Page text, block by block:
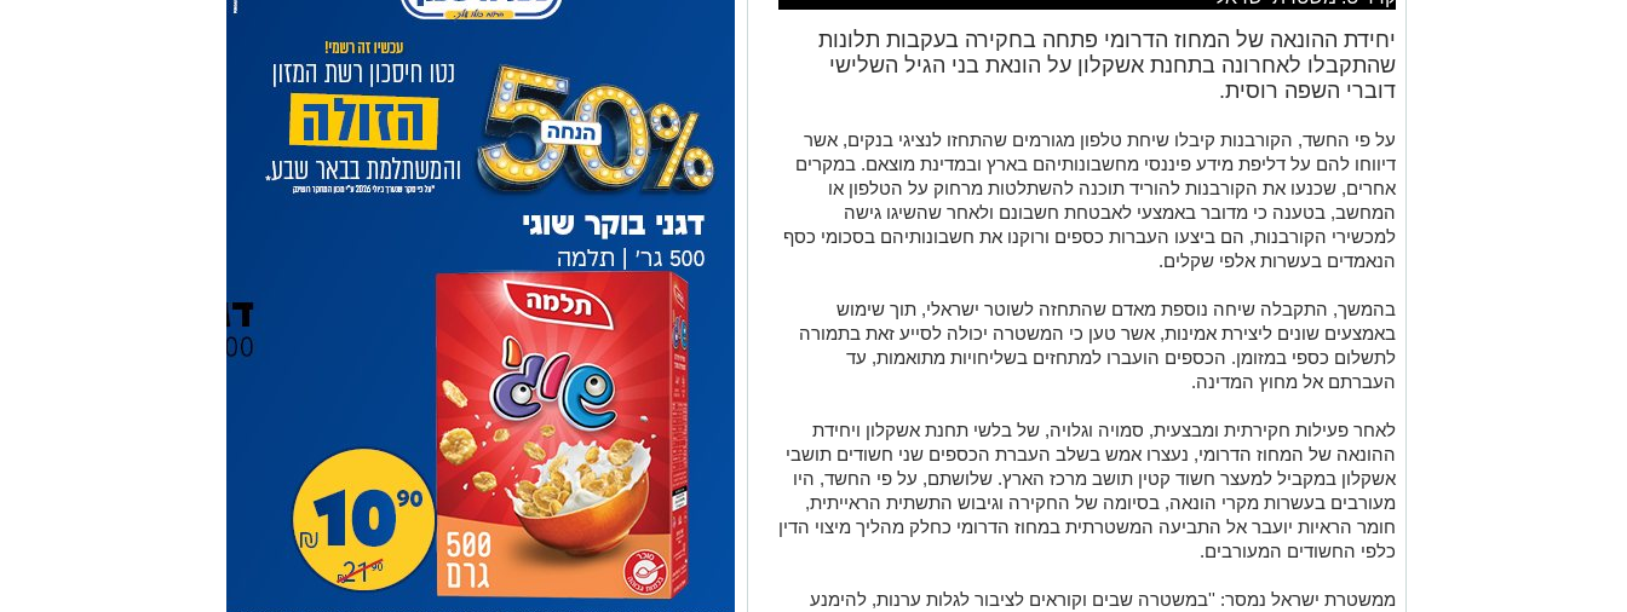
יחידת ההונאה של המחוז הדרומי פתחה בחקירה בעקבות תלונות
שהתקבלו לאחרונה בתחנת אשקלון על הונאת בני הגיל השלישי
דוברי השפה רוסית.
על פי החשד, הקורבנות קיבלו שיחת טלפון מגורמים שהתחזו לנציגי בנקים, אשר
דיווחו להם על דליפת מידע פיננסי מחשבונותיהם בארץ ובמדינת מוצאם. במקרים
אחרים, שכנעו את הקורבנות להוריד תוכנה להשתלטות מרחוק על הטלפון או
המחשב, בטענה כי מדובר באמצעי לאבטחת חשבונם ולאחר שהשיגו גישה
למכשירי הקורבנות, הם ביצעו העברות כספים ורוקנו את חשבונותיהם בסכומי כסף
הנאמדים בעשרות אלפי שקלים.
בהמשך, התקבלה שיחה נוספת מאדם שהתחזה לשוטר ישראלי, תוך שימוש
באמצעים שונים ליצירת אמינות, אשר טען כי המשטרה יכולה לסייע זאת בתמורה
לתשלום כספי במזומן. הכספים הועברו למתחזים בשליחויות מתואמות, עד
העברתם אל מחוץ המדינה.
לאחר פעילות חקירתית ומבצעית, סמויה וגלויה, של בלשי תחנת אשקלון ויחידת
ההונאה של המחוז הדרומי, נעצרו אמש בשלב העברת הכספים שני חשודים תושבי
אשקלון במקביל למעצר חשוד קטין תושב מרכז הארץ. שלושתם, על פי החשד, היו
מעורבים בעשרות מקרי הונאה, בסיומה של החקירה וגיבוש התשתית הראייתית,
חומר הראיות יועבר אל התביעה המשטרתית במחוז הדרומי כחלק מהליך מיצוי הדין
כלפי החשודים המעורבים.
ממשטרת ישראל נמסר: ''במשטרה שבים וקוראים לציבור לגלות ערנות, להימנע